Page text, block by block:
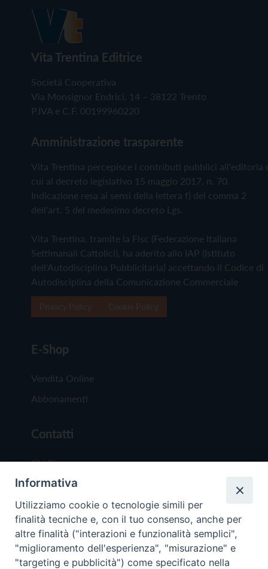
Vita Trentina Editrice
Società Cooperativa
Via Monsignor Endrici, 14 – 38122 Trento
P.IVA e C.F. 00199960220
Amministrazione trasparente
Vita Trentina percepisce i contributi pubblici all'editoria
cui al decreto legislativo 15 maggio 2017, n. 70.
Indicazione resa ai sensi della lettera f) del comma 2
dell'art. 5 del medesimo decreto Lgs.
Vita Trentina, tramite la Fisc (Federazione Italiana
Settimanali Cattolici), ha aderito allo IAP (Istituto
dell'Autodisciplina Pubblicitaria) accettando il Codice di
Autodisciplina della Comunicazione Commerciale
E-Shop
Vendita Online
Abbonamenti
Contatti
Chi Siamo
Redazione
Scrivici
Informativa
Utilizziamo cookie o tecnologie simili per
finalità tecniche e, con il tuo consenso, anche per
altre finalità ("interazioni e funzionalità semplici",
"miglioramento dell'esperienza", "misurazione" e
"targeting e pubblicità") come specificato nella